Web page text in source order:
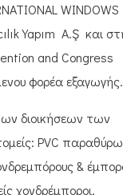
WINDOWS
Yapım A.Ş και
and Congress
φορέα εξαγωγής.
διοικήσεων των
PVC
&
χονδρέμποροι,